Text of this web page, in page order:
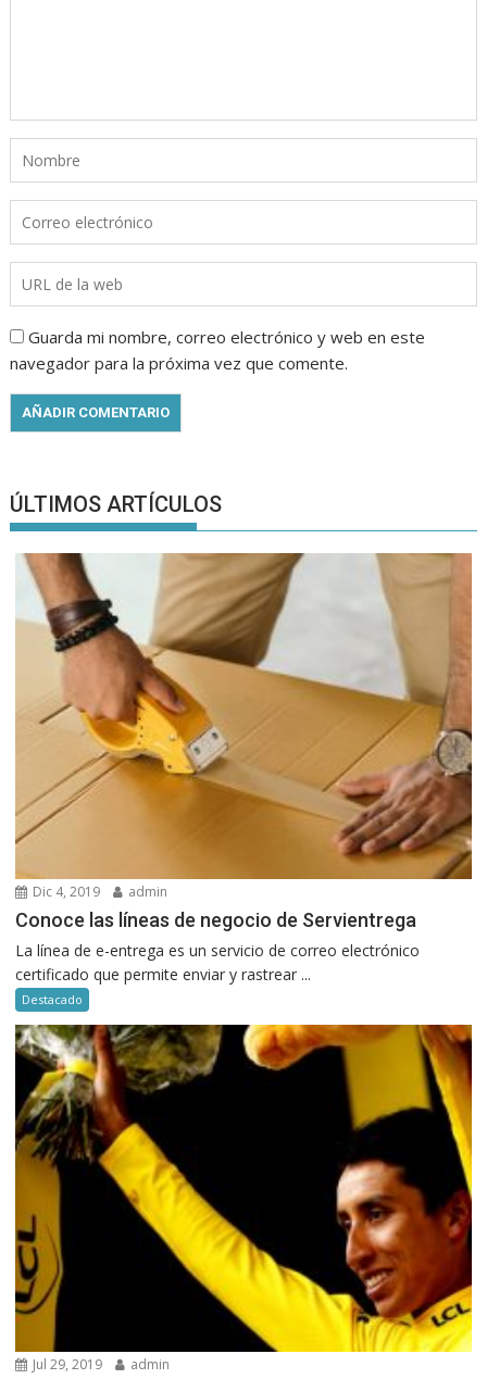
Guarda mi nombre, correo electrónico y web en este
navegador para la próxima vez que comente.
ÚLTIMOS ARTÍCULOS
Dic 4, 2019 admin
Conoce las líneas de negocio de Servientrega
La línea de e-entrega es un servicio de correo electrónico
certificado que permite enviar y rastrear ...
Destacado
Jul 29, 2019 admin